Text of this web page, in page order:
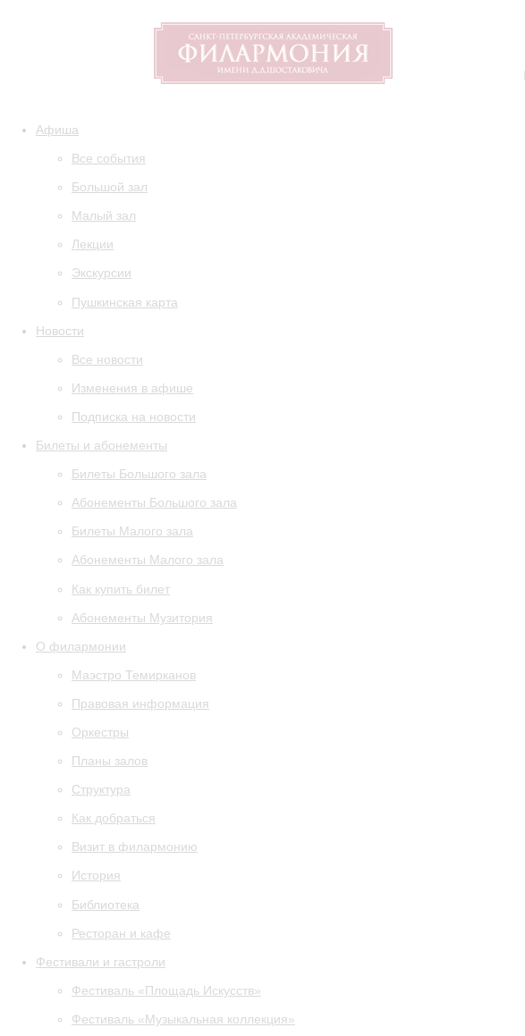
Афиша
Все события
Большой зал
Малый зал
Лекции
Экскурсии
Пушкинская карта
Новости
Все новости
Изменения в афише
Подписка на новости
Билеты и абонементы
Билеты Большого зала
Абонементы Большого зала
Билеты Малого зала
Абонементы Малого зала
Как купить билет
Абонементы Музитория
О филармонии
Маэстро Темирканов
Правовая информация
Оркестры
Планы залов
Структура
Как добраться
Визит в филармонию
История
Библиотека
Ресторан и кафе
Фестивали и гастроли
Фестиваль «Площадь Искусств»
Фестиваль «Музыкальная коллекция»